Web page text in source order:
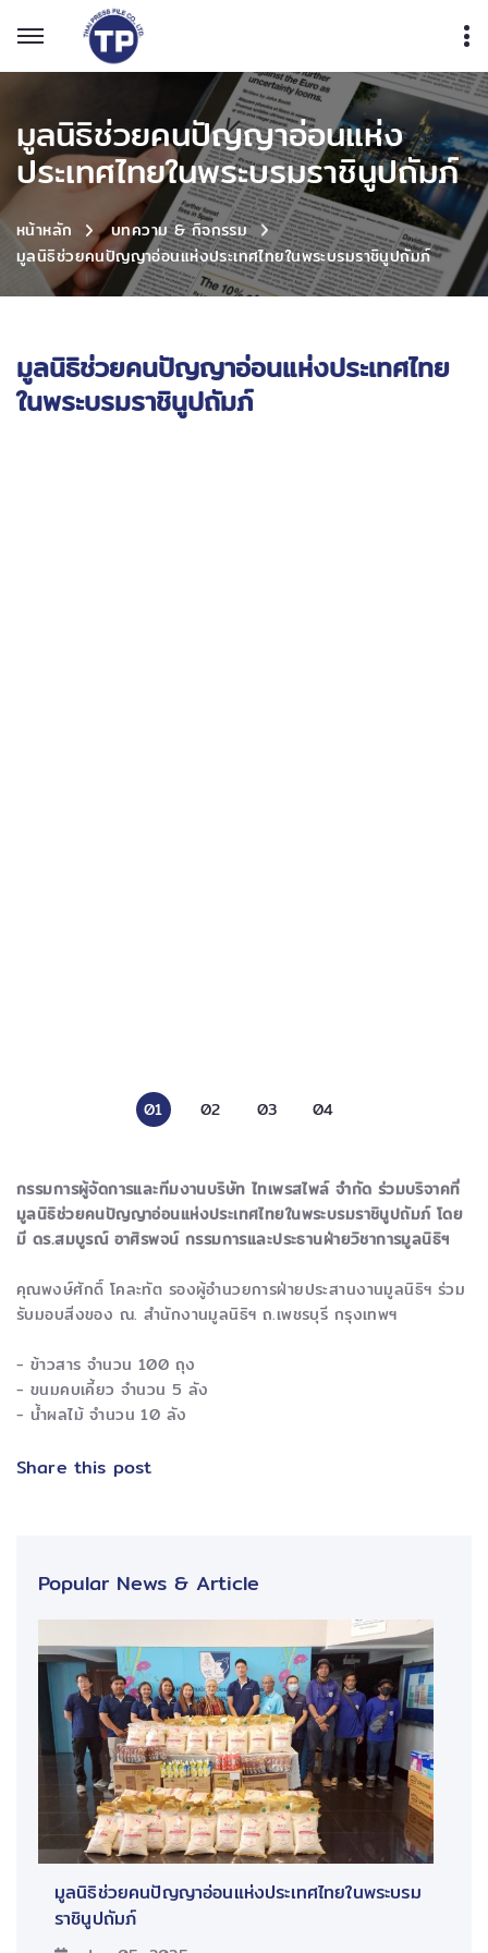
มูลนิธิช่วยคนปัญญาอ่อนแห่ง
ประเทศไทยในพระบรมราชินูปถัมภ์
หน้าหลัก
บทความ & กิจกรรม
มูลนิธิช่วยคนปัญญาอ่อนแห่งประเทศไทยในพระบรมราชินูปถัมภ์
มูลนิธิช่วยคนปัญญาอ่อนแห่งประเทศไทย
ในพระบรมราชินูปถัมภ์
01 02 03 04
กรรมการผู้จัดการและทีมงานบริษัท ไทเพรสไพล์ จำกัด ร่วมบริจาคที่
มูลนิธิช่วยคนปัญญาอ่อนแห่งประเทศไทยในพระบรมราชินูปถัมภ์ โดย
มี ดร.สมบูรณ์ อาศิรพจน์ กรรมการและประธานฝ่ายวิชาการมูลนิธิฯ
คุณพงษ์ศักดิ์ โคละทัต รองผู้อำนวยการฝ่ายประสานงานมูลนิธิฯ ร่วม
รับมอบสิ่งของ ณ. สำนักงานมูลนิธิฯ ถ.เพชรบุรี กรุงเทพฯ
- ข้าวสาร จำนวน 100 ถุง
- ขนมคบเคี้ยว จำนวน 5 ลัง
- น้ำผลไม้ จำนวน 10 ลัง
Share this post
Popular News & Article
มูลนิธิช่วยคนปัญญาอ่อนแห่งประเทศไทยในพระบรม
ราชินูปถัมภ์